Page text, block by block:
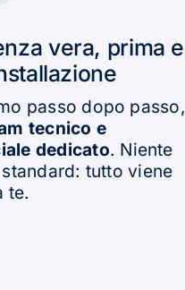
vera, prima e
passo dopo passo,
tecnico e
dedicato. Niente
tutto viene
te.